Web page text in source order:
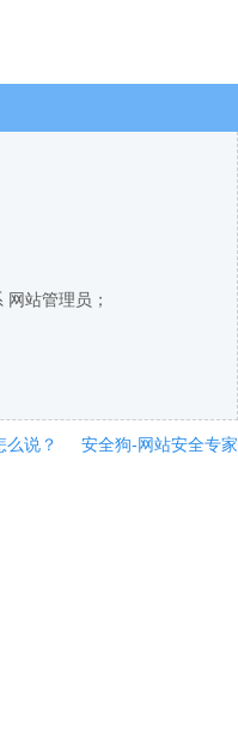
站管理员；
么说？ 安全狗-网站安全专家